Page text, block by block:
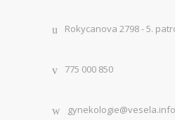
Rokycanova 2798 - 5.
775 000 850
gynekologie@vesela.info